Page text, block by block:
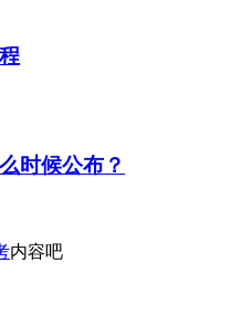
时候公布？
内容吧